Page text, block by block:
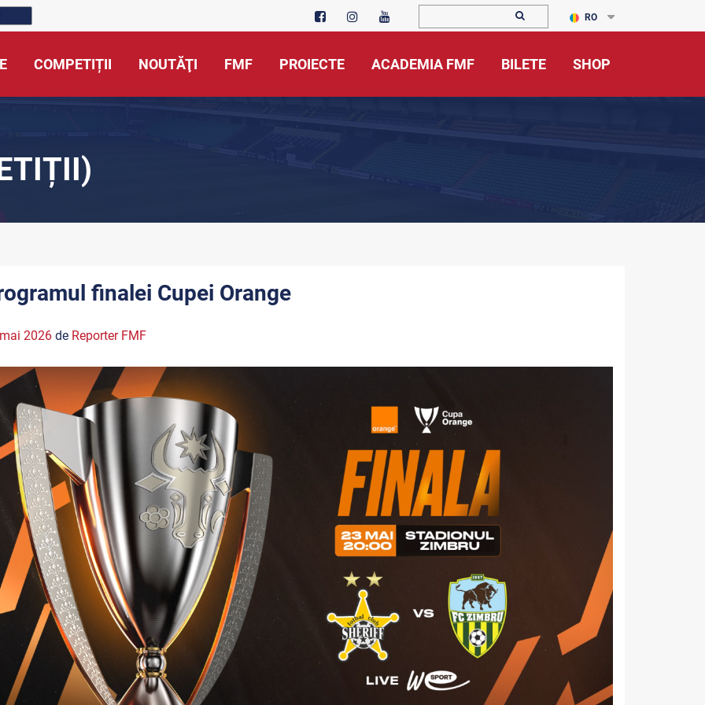
RO
COMPETIȚII NOUTĂŢI FMF PROIECTE ACADEMIA FMF BILETE SHOP
finalei Cupei Orange
2026de Reporter FMF